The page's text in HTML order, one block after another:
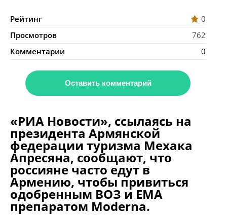
Рейтинг
0
Просмотров
762
Комментарии
0
Оставить комментарий
«РИА Новости», ссылаясь на
президента Армянской
федерации туризма Мехака
Апресяна, сообщают, что
россияне часто едут в
Армению, чтобы привиться
одобренным ВОЗ и EMA
препаратом Moderna.